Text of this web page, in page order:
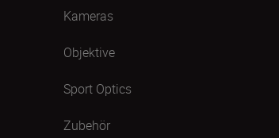
Kameras
Objektive
Sport Optics
Zubehör